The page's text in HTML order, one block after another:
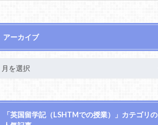
アーカイブ
「英国留学記（LSHTMでの授業）」カテゴリの